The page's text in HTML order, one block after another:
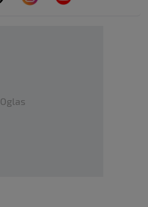
Oglas